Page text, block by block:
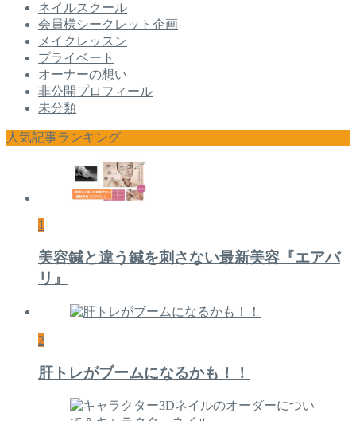
ネイルスクール
会員様シークレット企画
メイクレッスン
プライベート
オーナーの想い
非公開プロフィール
未分類
人気記事ランキング
1
美容鍼と違う鍼を刺さない最新美容『エアバ
リ』
2
肝トレがブームになるかも！！